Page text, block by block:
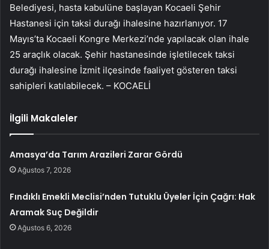
Belediyesi, hasta kabulüne başlayan Kocaeli Şehir
Hastanesi için taksi durağı ihalesine hazırlanıyor. 17
Mayıs’ta Kocaeli Kongre Merkezi’nde yapılacak olan ihale
25 araçlık olacak. Şehir hastanesinde işletilecek taksi
durağı ihalesine İzmit ilçesinde faaliyet gösteren taksi
sahipleri katılabilecek. – KOCAELİ
İlgili Makaleler
Amasya’da Tarım Arazileri Zarar Gördü
Ağustos 7, 2026
Fındıklı Emekli Meclisi’nden Tutuklu Üyeler İçin Çağrı: Hak
Aramak Suç Değildir
Ağustos 6, 2026